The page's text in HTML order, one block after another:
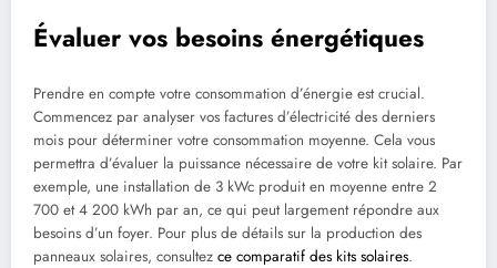
Évaluer vos besoins énergétiques
Prendre en compte votre consommation d’énergie est crucial.
Commencez par analyser vos factures d’électricité des derniers
mois pour déterminer votre consommation moyenne. Cela vous
permettra d’évaluer la puissance nécessaire de votre kit solaire. Par
exemple, une installation de 3 kWc produit en moyenne entre 2
700 et 4 200 kWh par an, ce qui peut largement répondre aux
besoins d’un foyer. Pour plus de détails sur la production des
panneaux solaires, consultez ce comparatif des kits solaires.